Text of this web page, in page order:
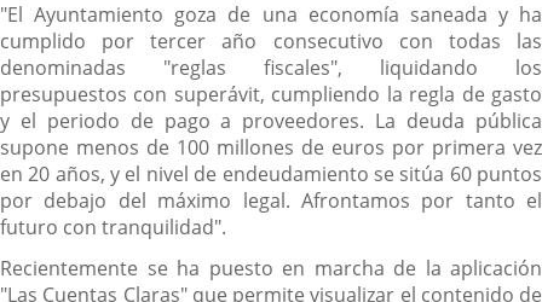
"El Ayuntamiento goza de una economía saneada y ha
cumplido por tercer año consecutivo con todas las
denominadas "reglas fiscales", liquidando los
presupuestos con superávit, cumpliendo la regla de gasto
y el periodo de pago a proveedores. La deuda pública
supone menos de 100 millones de euros por primera vez
en 20 años, y el nivel de endeudamiento se sitúa 60 puntos
por debajo del máximo legal. Afrontamos por tanto el
futuro con tranquilidad".
Recientemente se ha puesto en marcha de la aplicación
"Las Cuentas Claras" que permite visualizar el contenido de